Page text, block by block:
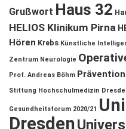
Grußwort Haus 32
HELIOS Klinikum Pirna
Hören Krebs Künstliche
Zentrum Neurologie
Prof. Andreas Böhm Prävention
Stiftung Hochschulmedizin
Gesundheitsforum 2020/21
Dresden